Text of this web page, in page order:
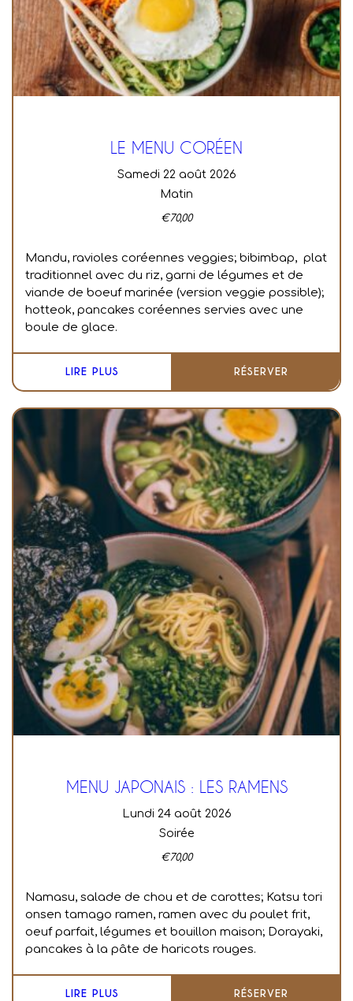
LE MENU CORÉEN
samedi 22 août 2026
Matin
€70,00
Mandu, ravioles coréennes veggies; bibimbap, plat
traditionnel avec du riz, garni de légumes et de
viande de boeuf marinée (version veggie possible);
hotteok, pancakes coréennes servies avec une
boule de glace.
LIRE PLUS RÉSERVER
MENU JAPONAIS : LES RAMENS
lundi 24 août 2026
Soirée
€70,00
Namasu, salade de chou et de carottes; Katsu tori
onsen tamago ramen, ramen avec du poulet frit,
oeuf parfait, légumes et bouillon maison; Dorayaki,
pancakes à la pâte de haricots rouges.
LIRE PLUS RÉSERVER